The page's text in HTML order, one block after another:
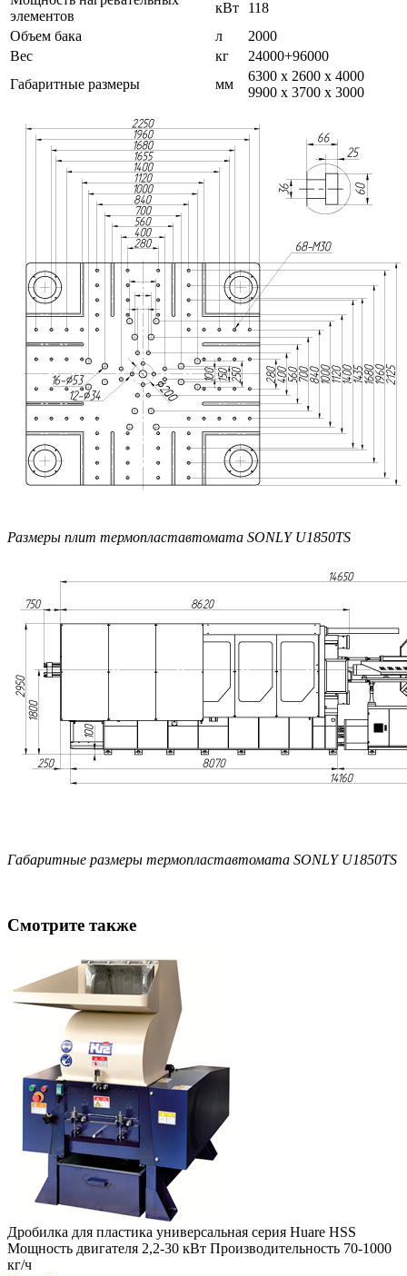
элементов
кВт
118
Объем бака
л
2000
Вес
кг
24000+96000
Габаритные размеры
мм
6300 х 2600 х 4000
9900 х 3700 х 3000
Размеры плит термопластавтомата SONLY U1850TS
Габаритные размеры термопластавтомата SONLY U1850TS
Смотрите также
Дробилка для пластика универсальная серия Huare HSS
Мощность двигателя 2,2-30 кВт Производительность 70-1000
кг/ч